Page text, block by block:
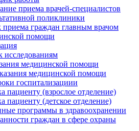
приема врачей-специалистов
поликлиники
приема граждан главным врачом
помощи
исследованиям
медицинской помощи
медицинской помощи
госпитализациии
пациенту (взрослое отделение)
пациенту (детское отделение)
программы в здравоохранении
граждан в сфере охраны